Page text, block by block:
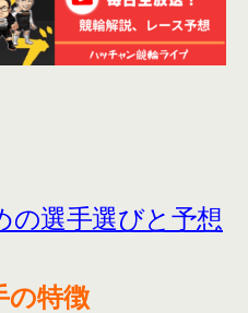
の選手選びと予想
の特徴